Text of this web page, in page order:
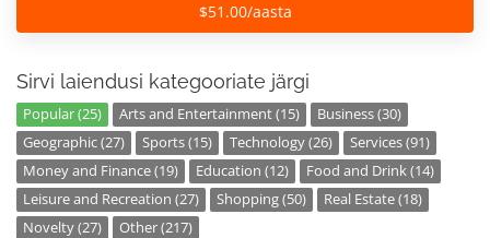
$51.00/aasta
Sirvi laiendusi kategooriate järgi
Popular (25) Arts and Entertainment (15)
Business (30)
Geographic (27)
Sports (15) Technology (26)
Services (91)
Money and Finance (19)
Education (12)
Food and Drink (14)
Leisure and Recreation (27)
Shopping (50)
Real Estate (18)
Novelty (27)
Other (217)